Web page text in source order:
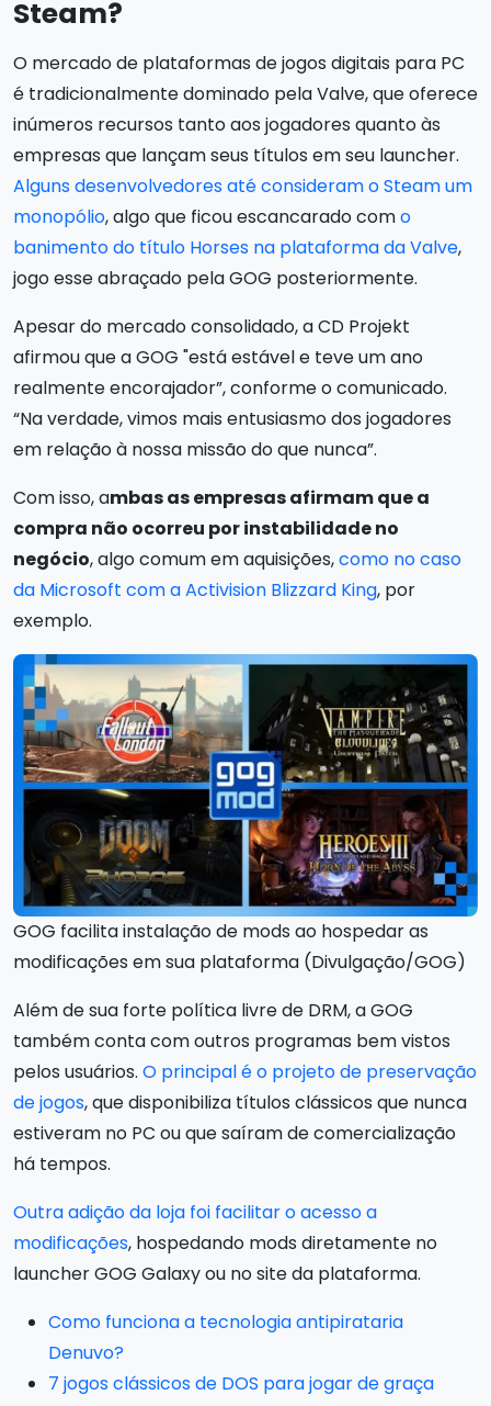
Steam?
O mercado de plataformas de jogos digitais para PC
é tradicionalmente dominado pela Valve, que oferece
inúmeros recursos tanto aos jogadores quanto às
empresas que lançam seus títulos em seu launcher.
Alguns desenvolvedores até consideram o Steam um
monopólio, algo que ficou escancarado como
banimento do título Horses na plataforma da Valve,
jogo esse abraçado pela GOG posteriormente.
Apesar do mercado consolidado, a CD Projekt
afirmou que a GOG "está estável e teve um ano
realmente encorajador”, conforme o comunicado.
“Na verdade, vimos mais entusiasmo dos jogadores
em relação à nossa missão do que nunca”.
Com isso, ambas as empresas afirmam que a
compra não ocorreu por instabilidade no
negócio, algo comum em aquisições,como no caso
da Microsoft com a Activision Blizzard King, por
exemplo.
GOG facilita instalação de mods ao hospedar as
modificações em sua plataforma (Divulgação/GOG)
Além de sua forte política livre de DRM, a GOG
também conta com outros programas bem vistos
pelos usuários. O principal é o projeto de preservação
de jogos, que disponibiliza títulos clássicos que nunca
estiveram no PC ou que saíram de comercialização
há tempos.
Outra adição da loja foi facilitar o acesso a
modificações, hospedando mods diretamente no
launcher GOG Galaxy ou no site da plataforma.
Como funciona a tecnologia antipirataria
Denuvo?
7 jogos clássicos de DOS para jogar de graça